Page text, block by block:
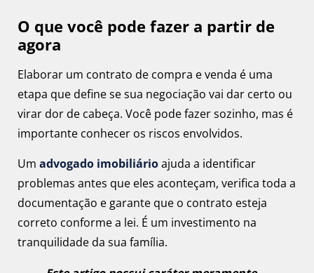
O que você pode fazer a partir de
agora
Elaborar um contrato de compra e venda é uma
etapa que define se sua negociação vai dar certo ou
virar dor de cabeça. Você pode fazer sozinho, mas é
importante conhecer os riscos envolvidos.
Um advogado imobiliárioajuda a identificar
problemas antes que eles aconteçam, verifica toda a
documentação e garante que o contrato esteja
correto conforme a lei. É um investimento na
tranquilidade da sua família.